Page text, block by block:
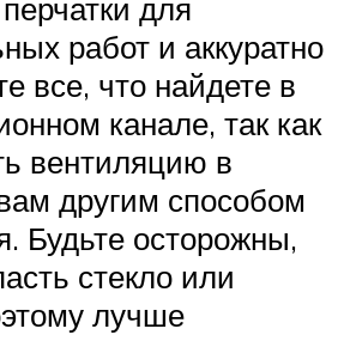
для
работ и аккуратно
все, что найдете в
канале, так как
вентиляцию в
другим способом
Будьте осторожны,
стекло или
лучше